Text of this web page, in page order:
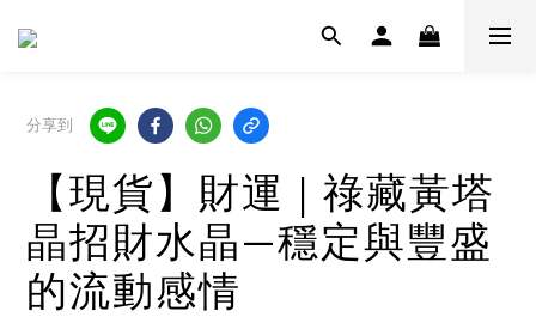
分享到
【現貨】財運 | 祿藏黃塔
晶招財水晶—穩定與豐盛
的流動感情